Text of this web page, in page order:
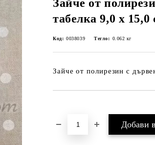
Зайче от
табелка 9,0 х 15,0
Код: 0038039 Тегло: 0.062 кг
Зайче от полирезин с